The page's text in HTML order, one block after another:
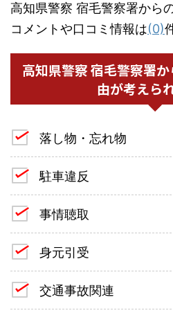
高知県警察 宿毛警察署から
コメントや口コミ情報は(0)
高知県警察 宿毛警察署
由が考えら
落し物・忘れ物
駐車違反
事情聴取
身元引受
交通事故関連